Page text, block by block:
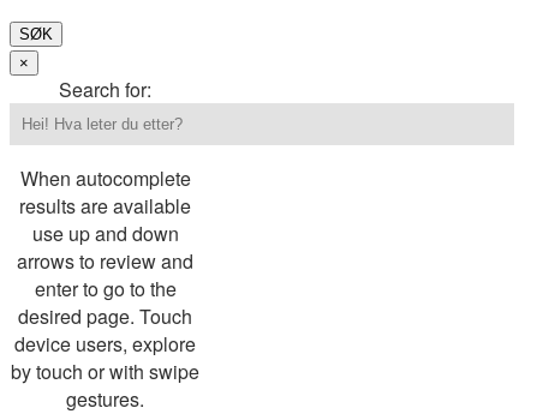
SØK
×
Search for:
When autocomplete
results are available
use up and down
arrows to review and
enter to go to the
desired page. Touch
device users, explore
by touch or with swipe
gestures.